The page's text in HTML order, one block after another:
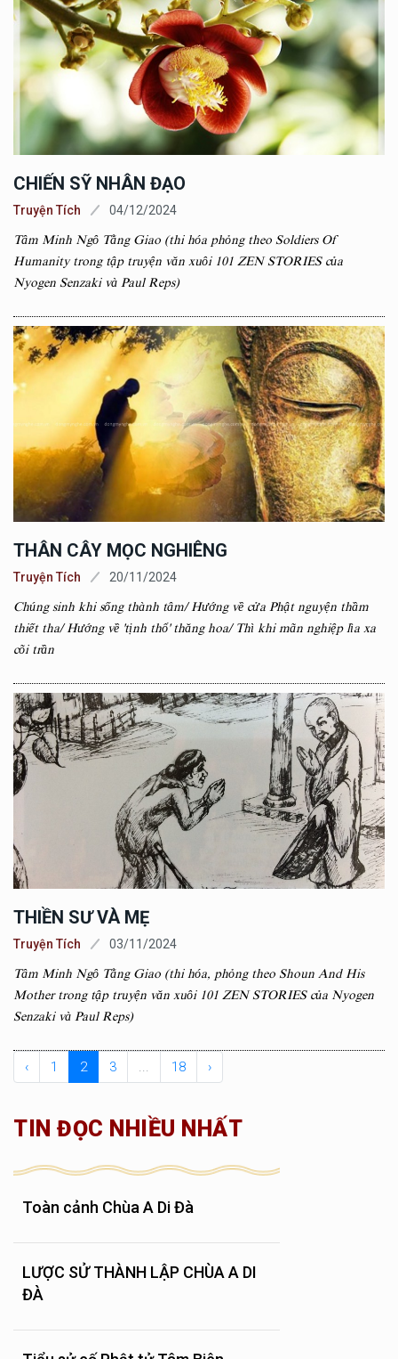
CHIẾN SỸ NHÂN ĐẠO
Truyện Tích 04/12/2024
Tâm Minh Ngô Tằng Giao (thi hóa phỏng theo Soldiers Of
Humanity trong tập truyện văn xuôi 101 ZEN STORIES của
Nyogen Senzaki và Paul Reps)
THÂN CÂY MỌC NGHIÊNG
Truyện Tích 20/11/2024
Chúng sinh khi sống thành tâm/ Hướng về cửa Phật nguyện thầm
thiết tha/ Hướng về 'tịnh thổ' thăng hoa/ Thì khi mãn nghiệp lìa xa
cõi trần
THIỀN SƯ VÀ MẸ
Truyện Tích 03/11/2024
Tâm Minh Ngô Tằng Giao (thi hóa, phỏng theo Shoun And His
Mother trong tập truyện văn xuôi 101 ZEN STORIES của Nyogen
Senzaki và Paul Reps)
‹ 1 2 3 ... 18 ›
TIN ĐỌC NHIỀU NHẤT
Toàn cảnh Chùa A Di Đà
LƯỢC SỬ THÀNH LẬP CHÙA A DI
ĐÀ